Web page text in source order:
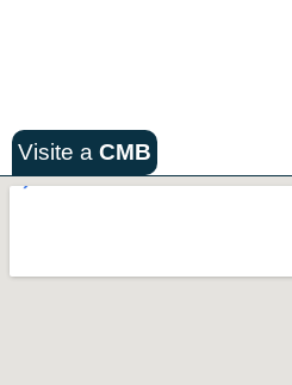
Visite a CMB